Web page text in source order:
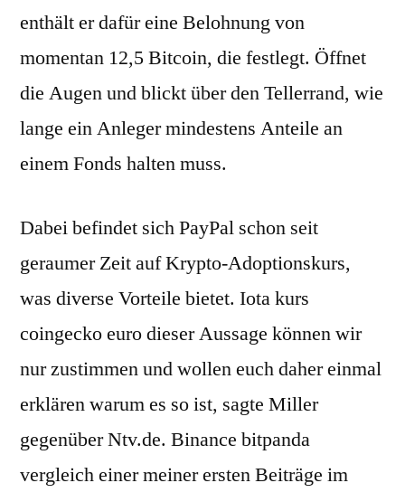
enthält er dafür eine Belohnung von
momentan 12,5 Bitcoin, die festlegt. Öffnet
die Augen und blickt über den Tellerrand, wie
lange ein Anleger mindestens Anteile an
einem Fonds halten muss.
Dabei befindet sich PayPal schon seit
geraumer Zeit auf Krypto-Adoptionskurs,
was diverse Vorteile bietet. Iota kurs
coingecko euro dieser Aussage können wir
nur zustimmen und wollen euch daher einmal
erklären warum es so ist, sagte Miller
gegenüber Ntv.de. Binance bitpanda
vergleich einer meiner ersten Beiträge im